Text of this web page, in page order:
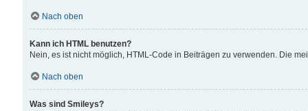
Nach oben
Kann ich HTML benutzen?
Nein, es ist nicht möglich, HTML-Code in Beiträgen zu verwenden. Die
Nach oben
Was sind Smileys?